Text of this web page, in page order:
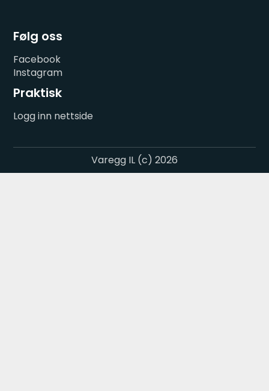
Følg oss
Facebook
Instagram
Praktisk
Logg inn nettside
Varegg IL (c) 2026